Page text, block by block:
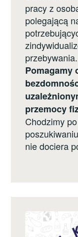
pracy z
polegającą
przebywania.
Pomagamy
przemocy
Chodzimy
nie dociera